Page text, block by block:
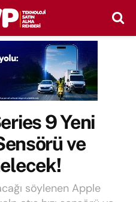
9 Yeni
ve
söylenen Apple